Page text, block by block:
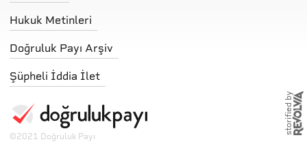
Hukuk Metinleri
Doğruluk Payı Arşiv
Şüpheli İddia İlet
©2021 Doğruluk Payı
storified by